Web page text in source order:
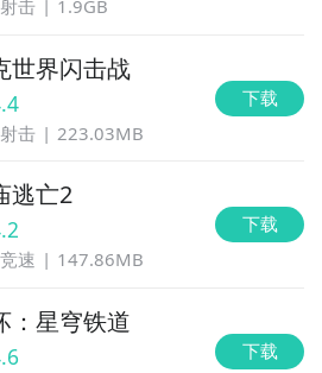
击 1.9GB
世界闪击战
击 223.03MB
下载
逃亡2
速 147.86MB
下载
：星穹铁道
下载